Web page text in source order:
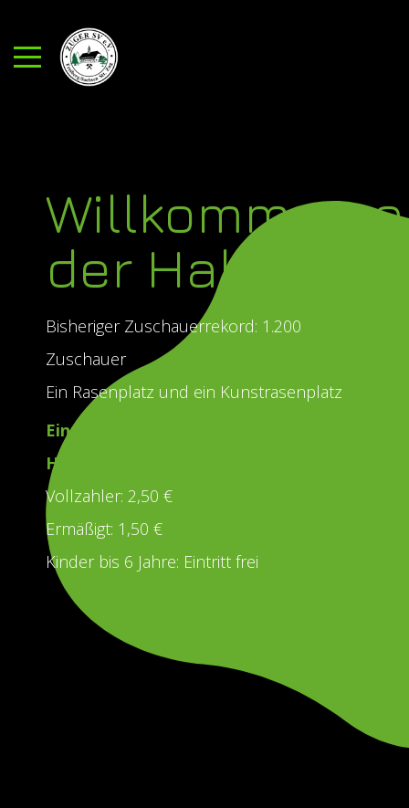
Mobile Menu Toggle
Willkommen
der Halde
Bisheriger Zuschauerrekord: 1.200
Zuschauer
Ein Rasenplatz und ein Kunstrasenplatz
Eintrittspreise zu Heimspielen der 1.
Herrenmannschaft
Vollzahler: 2,50 €
Ermäßigt: 1,50 €
Kinder bis 6 Jahre: Eintritt frei